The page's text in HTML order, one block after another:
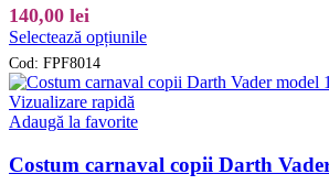
140,00 lei
Selectează opțiunileAcest
are
mai
Opțiunile
pot
Cod: FPF8014
Vizualizare rapidă
Adaugă la favorite
Costum carnaval copii Darth